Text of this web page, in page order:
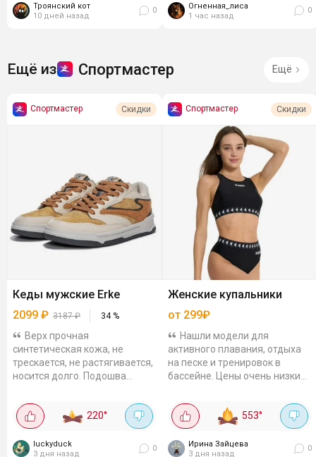
Троянский кот
10 дней назад
0
Огненная_лиса
1 час назад
0
Ещё из Спортмастер Ещё
Спортмастер Скидки
Кеды мужские Erke
2099 ₽ 3187₽ 34%
Верх прочная
синтетическая кожа, не
трескается, не растягивается,
носится долго. Подошва
если нужна обувь на каждый
день: и под джинсы, и...
220°
luckyduck
3 дня назад
0
Спортмастер Скидки
Женские купальники
от 299₽
Нашли модели для
активного плавания, отдыха
на песке и тренировок в
бассейне. Цены очень низкие,
Joss классические, 299₽.
Эластичная ткань,...
553°
Ирина Зайцева
3 дня назад
0